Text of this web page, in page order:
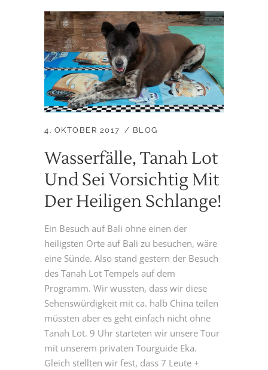
4. OKTOBER 2017 BLOG
Wasserfälle, Tanah Lot
Und Sei Vorsichtig Mit
Der Heiligen Schlange!
Ein Besuch auf Bali ohne einen der
heiligsten Orte auf Bali zu besuchen, wäre
eine Sünde. Also stand gestern der Besuch
des Tanah Lot Tempels auf dem
Programm. Wir wussten, dass wir diese
Sehenswürdigkeit mit ca. halb China teilen
müssten aber es geht einfach nicht ohne
Tanah Lot. 9 Uhr starteten wir unsere Tour
mit unserem privaten Tourguide Eka.
Gleich stellten wir fest, dass 7 Leute +